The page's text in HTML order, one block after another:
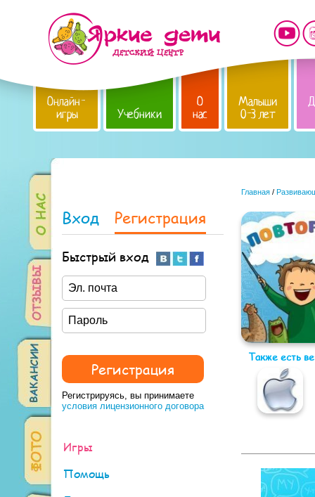
Онлайн-
игры Учебники
О
нас
Малыши
0-3 лет
Вход Регистрация
Быстрый вход
Регистрируясь, вы принимаете
условия лицензионного договора
Игры
Помощь
Главная /
Также есть